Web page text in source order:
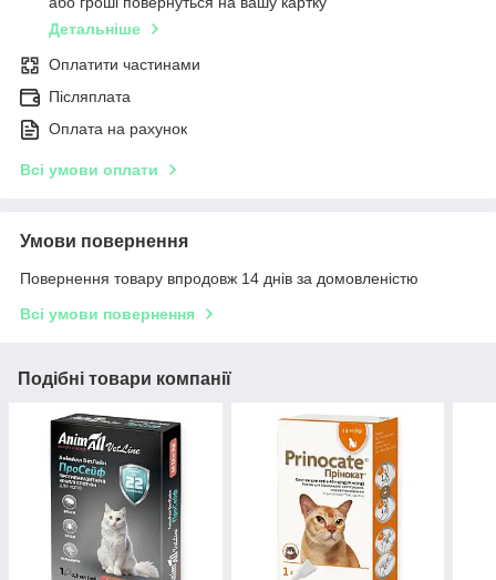
Детальніше
Оплатити частинами
Післяплата
Оплата на рахунок
Всі умови оплати
Умови повернення
Повернення товару впродовж 14 днів за домовленістю
Всі умови повернення
Подібні товари компанії